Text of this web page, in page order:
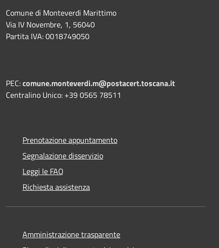
Comune di Monteverdi Marittimo
Via IV Novembre, 1, 56040
Partita IVA: 0018749050
PEC:comune.monteverdi.m@postacert.toscana.it
Centralino Unico: +39 0565 78511
Prenotazione appuntamento
Segnalazione disservizio
Leggi le FAQ
Richiesta assistenza
Amministrazione trasparente